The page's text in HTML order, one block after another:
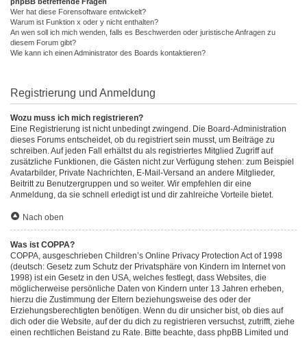
Wer hat diese Forensoftware entwickelt?
Warum ist Funktion x oder y nicht enthalten?
An wen soll ich mich wenden, falls es Beschwerden oder juristische Anfragen zu
diesem Forum gibt?
Wie kann ich einen Administrator des Boards kontaktieren?
Registrierung und Anmeldung
Wozu muss ich mich registrieren?
Eine Registrierung ist nicht unbedingt zwingend. Die Board-Administration
dieses Forums entscheidet, ob du registriert sein musst, um Beiträge zu
schreiben. Auf jeden Fall erhältst du als registriertes Mitglied Zugriff auf
zusätzliche Funktionen, die Gästen nicht zur Verfügung stehen: zum Beispiel
Avatarbilder, Private Nachrichten, E-Mail-Versand an andere Mitglieder,
Beitritt zu Benutzergruppen und so weiter. Wir empfehlen dir eine
Anmeldung, da sie schnell erledigt ist und dir zahlreiche Vorteile bietet.
Nach oben
Was ist COPPA?
COPPA, ausgeschrieben Children’s Online Privacy Protection Act of 1998
(deutsch: Gesetz zum Schutz der Privatsphäre von Kindern im Internet von
1998) ist ein Gesetz in den USA, welches festlegt, dass Websites, die
möglicherweise persönliche Daten von Kindern unter 13 Jahren erheben,
hierzu die Zustimmung der Eltern beziehungsweise des oder der
Erziehungsberechtigten benötigen. Wenn du dir unsicher bist, ob dies auf
dich oder die Website, auf der du dich zu registrieren versuchst, zutrifft, ziehe
einen rechtlichen Beistand zu Rate. Bitte beachte, dass phpBB Limited und